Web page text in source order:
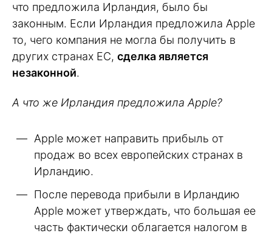
что предложила Ирландия, было бы
законным. Если Ирландия предложила Apple
то, чего компания не могла бы получить в
других странах ЕС, сделка является
незаконной.
А что же Ирландия предложила Apple?
Apple может направить прибыль от
продаж во всех европейских странах в
Ирландию.
После перевода прибыли в Ирландию
Apple может утверждать, что большая ее
часть фактически облагается налогом в